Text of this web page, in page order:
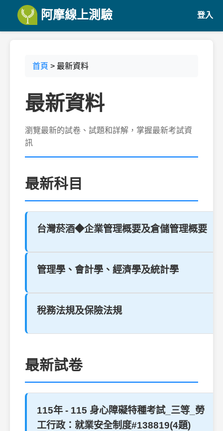
阿摩線上測驗 登入
首頁 > 最新資料
最新資料
瀏覽最新的試卷、試題和詳解，掌握最新考試資
訊
最新科目
台灣菸酒◆企業管理概要及倉儲管理概要
管理學、會計學、經濟學及統計學
稅務法規及保險法規
最新試卷
115年 - 115 身心障礙特種考試_三等_勞
工行政：就業安全制度#138819(4題)